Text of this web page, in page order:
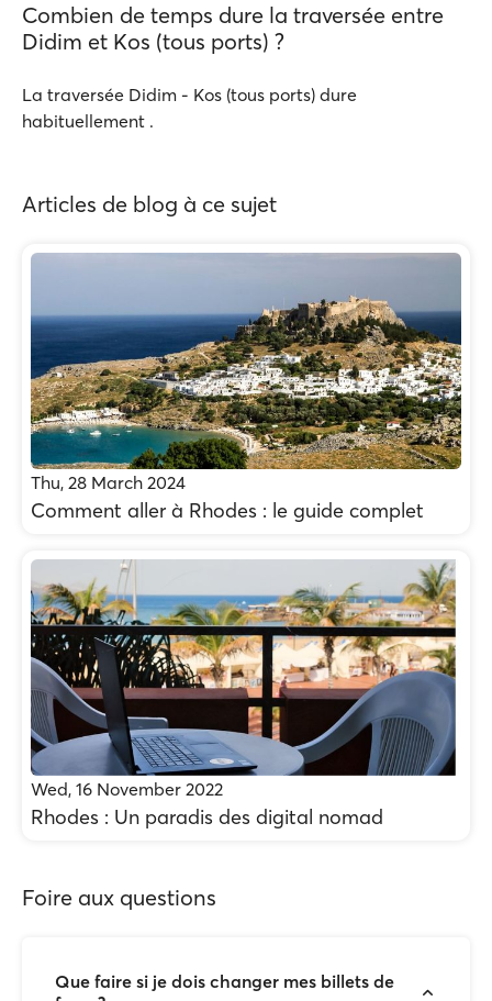
Combien de temps dure la traversée entre
Didim et Kos (tous ports) ?
La traversée Didim - Kos (tous ports) dure
habituellement .
Articles de blog à ce sujet
Thu, 28 March 2024
Comment aller à Rhodes : le guide complet
Wed, 16 November 2022
Rhodes : Un paradis des digital nomad
Foire aux questions
Que faire si je dois changer mes billets de